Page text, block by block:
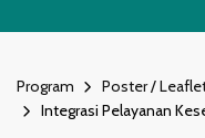
Program
Poster /
Integrasi Pelayanan